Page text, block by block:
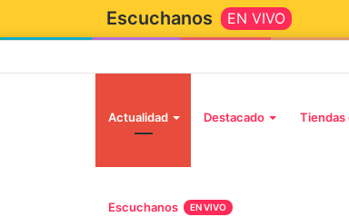
Escuchanos EN VIVO
Inicio
Actualidad Destacado Tiendas
Escuchanos EN VIVO